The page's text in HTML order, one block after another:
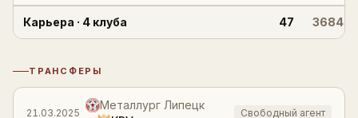
Карьера · 4 клуба 47 3684
ТРАНСФЕРЫ
История трансферов
21.03.2025
Металлург Липецк
Свободный агент